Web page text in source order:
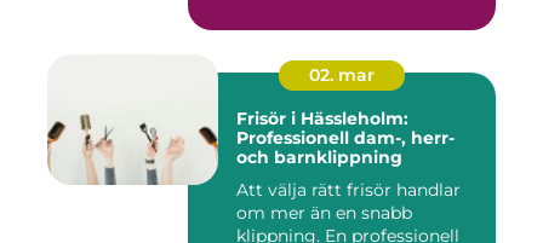
02. mar
Frisör i Hässleholm:
Professionell dam-, herr-
och barnklippning
Att välja rätt frisör handlar
om mer än en snabb
klippning. En professionell